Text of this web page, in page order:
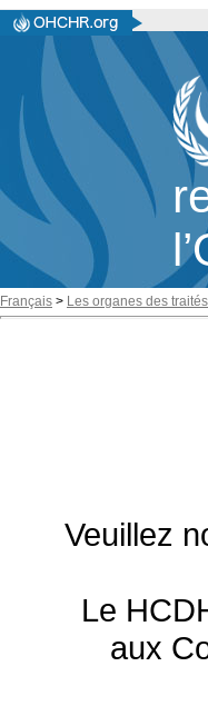
Français > Les organes des
Veuillez
Le
aux